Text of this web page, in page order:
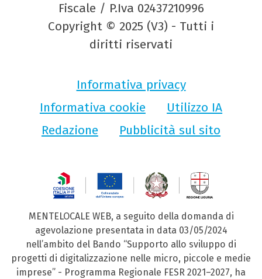
Fiscale / P.Iva 02437210996
Copyright © 2025 (V3) - Tutti i
diritti riservati
Informativa privacy
Informativa cookie
Utilizzo IA
Redazione
Pubblicità sul sito
MENTELOCALE WEB, a seguito della domanda di
agevolazione presentata in data 03/05/2024
nell’ambito del Bando “Supporto allo sviluppo di
progetti di digitalizzazione nelle micro, piccole e medie
imprese” - Programma Regionale FESR 2021–2027, ha